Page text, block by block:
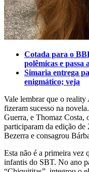
Cotada para o
polêmicas e passa
Simaria entrega
enigmático; veja
Vale lembrar que o reality
fizeram sucesso na
Guerra, e Thomaz Costa,
participaram da edição
Bezerra e consagrou
Esta não é a primeira vez
infantis do SBT. No ano